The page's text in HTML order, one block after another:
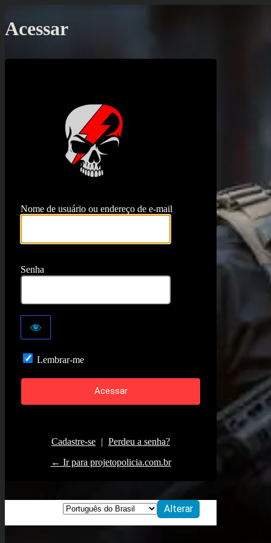
Acessar
Nome de usuário ou endereço de e-mail
Senha
Lembrar-me
Cadastre-se | Perdeu a senha?
← Ir para projetopolicia.com.br